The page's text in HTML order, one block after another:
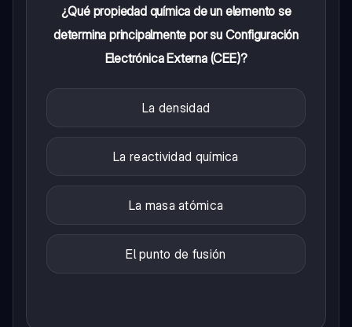
¿Qué propiedad química de un elemento se
determina principalmente por su Configuración
Electrónica Externa (CEE)?
La densidad
La reactividad química
La masa atómica
El punto de fusión